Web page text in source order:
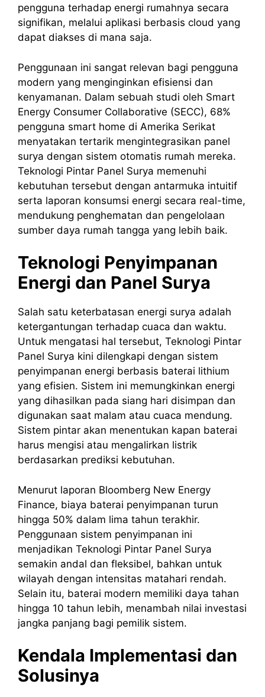
pengguna terhadap energi rumahnya secara
signifikan, melalui aplikasi berbasis cloud yang
dapat diakses di mana saja.
Penggunaan ini sangat relevan bagi pengguna
modern yang menginginkan efisiensi dan
kenyamanan. Dalam sebuah studi oleh Smart
Energy Consumer Collaborative (SECC), 68%
pengguna smart home di Amerika Serikat
menyatakan tertarik mengintegrasikan panel
surya dengan sistem otomatis rumah mereka.
Teknologi Pintar Panel Surya memenuhi
kebutuhan tersebut dengan antarmuka intuitif
serta laporan konsumsi energi secara real-time,
mendukung penghematan dan pengelolaan
sumber daya rumah tangga yang lebih baik.
Teknologi Penyimpanan
Energi dan Panel Surya
Salah satu keterbatasan energi surya adalah
ketergantungan terhadap cuaca dan waktu.
Untuk mengatasi hal tersebut, Teknologi Pintar
Panel Surya kini dilengkapi dengan sistem
penyimpanan energi berbasis baterai lithium
yang efisien. Sistem ini memungkinkan energi
yang dihasilkan pada siang hari disimpan dan
digunakan saat malam atau cuaca mendung.
Sistem pintar akan menentukan kapan baterai
harus mengisi atau mengalirkan listrik
berdasarkan prediksi kebutuhan.
Menurut laporan Bloomberg New Energy
Finance, biaya baterai penyimpanan turun
hingga 50% dalam lima tahun terakhir.
Penggunaan sistem penyimpanan ini
menjadikan Teknologi Pintar Panel Surya
semakin andal dan fleksibel, bahkan untuk
wilayah dengan intensitas matahari rendah.
Selain itu, baterai modern memiliki daya tahan
hingga 10 tahun lebih, menambah nilai investasi
jangka panjang bagi pemilik sistem.
Kendala Implementasi dan
Solusinya